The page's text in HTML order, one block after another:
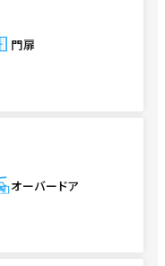
門扉
オーバードア